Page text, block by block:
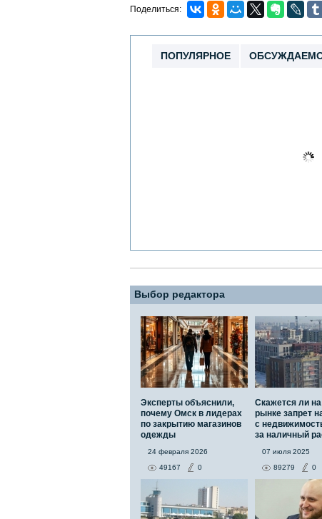
Поделиться:
ПОПУЛЯРНОЕ
Выбор редактора
Эксперты объяснили,
почему Омск в лидерах
по закрытию магазинов
одежды
24 февраля 2026
49167
0
Скажется ли
рынке запрет
с
за наличный
07 июля 2025
89279
0